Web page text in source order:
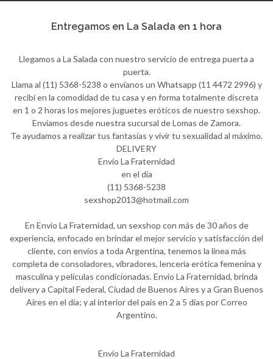
Entregamos en La Salada en 1 hora
Llegamos a La Salada con nuestro servicio de entrega puerta a
puerta.
Llama al (11) 5368-5238 o envíanos un Whatsapp (11 4472 2996) y
recibí en la comodidad de tu casa y en forma totalmente discreta
en 1 o 2 horas los mejores juguetes eróticos de nuestro sexshop.
Enviamos desde nuestra sucursal de Lomas de Zamora.
Te ayudamos a realizar tus fantasías y vivir tu sexualidad al máximo.
DELIVERY
Envio La Fraternidad
en el día
(11) 5368-5238
sexshop2013@hotmail.com
En Envio La Fraternidad, un sexshop con más de 30 años de
experiencia, enfocado en brindar el mejor servicio y satisfacción del
cliente, con envíos a toda Argentina, tenemos la línea más
completa de consoladores, vibradores, lencería erótica femenina y
masculina y películas condicionadas. Envio La Fraternidad, brinda
delivery a Capital Federal, Ciudad de Buenos Aires y a Gran Buenos
Aires en el día; y al interior del pais en 2 a 5 días por Correo
Argentino.
Envio La Fraternidad